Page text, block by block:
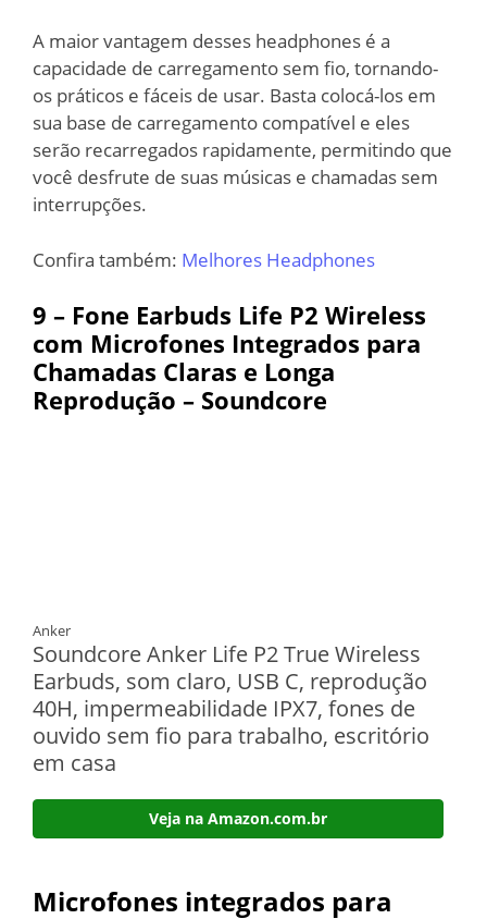
A maior vantagem desses headphones é a
capacidade de carregamento sem fio, tornando-
os práticos e fáceis de usar. Basta colocá-los em
sua base de carregamento compatível e eles
serão recarregados rapidamente, permitindo que
você desfrute de suas músicas e chamadas sem
interrupções.
Confira também: Melhores Headphones
9 – Fone Earbuds Life P2 Wireless
com Microfones Integrados para
Chamadas Claras e Longa
Reprodução – Soundcore
Anker
Soundcore Anker Life P2 True Wireless
Earbuds, som claro, USB C, reprodução
40H, impermeabilidade IPX7, fones de
ouvido sem fio para trabalho, escritório
em casa
Veja na Amazon.com.br
Microfones integrados para